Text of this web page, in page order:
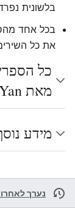
בלשונית
בכל אחד
את כל
כל
מאת Li Yan
מידע
נערך לאחרונה